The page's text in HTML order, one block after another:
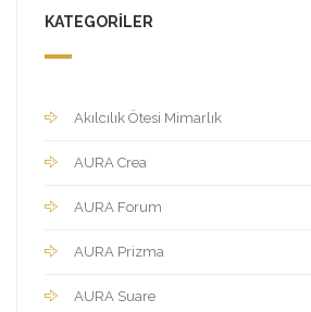
KATEGORILER
Akılcılık Ötesi Mimarlık
AURA Crea
AURA Forum
AURA Prizma
AURA Suare